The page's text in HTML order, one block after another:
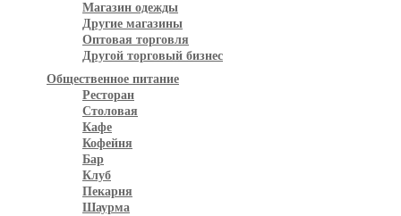
Магазин одежды
Другие магазины
Оптовая торговля
Другой торговый бизнес
Общественное питание
Ресторан
Столовая
Кафе
Кофейня
Бар
Клуб
Пекарня
Шаурма